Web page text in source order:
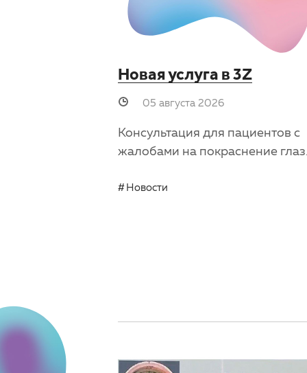
Новая услуга в 3Z
05 августа 2026
Консультация для пациентов с
жалобами на покраснение
Новости